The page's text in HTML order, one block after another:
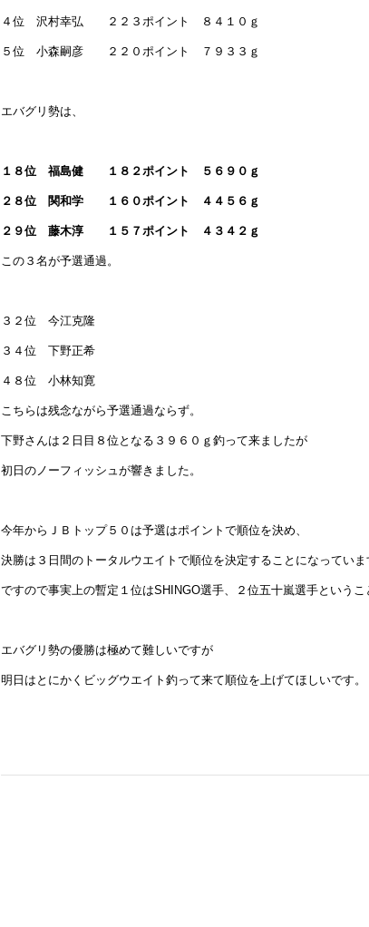
４位 沢村幸弘 ２２３ポイント ８４１０ｇ
５位 小森嗣彦 ２２０ポイント ７９３３ｇ
エバグリ勢は、
１８位 福島健 １８２ポイント ５６９０ｇ
２８位 関和学 １６０ポイント ４４５６ｇ
２９位 藤木淳 １５７ポイント ４３４２ｇ
この３名が予選通過。
３２位 今江克隆
３４位 下野正希
４８位 小林知寛
こちらは残念ながら予選通過ならず。
下野さんは２日目８位となる３９６０ｇ釣って来ましたが
初日のノーフィッシュが響きました。
今年からＪＢトップ５０は予選はポイントで順位を決め、
決勝は３日間のトータルウエイトで順位を決定することになっていま
ですので事実上の暫定１位はSHINGO選手、２位五十嵐選手というこ
エバグリ勢の優勝は極めて難しいですが
明日はとにかくビッグウエイト釣って来て順位を上げてほしいです。